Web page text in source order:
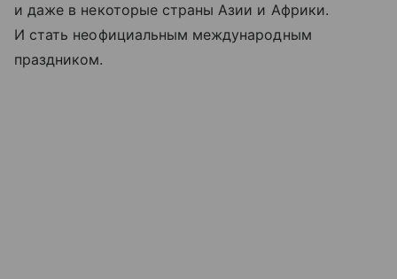
и даже в некоторые страны Азии и Африки.
И стать неофициальным международным
праздником.